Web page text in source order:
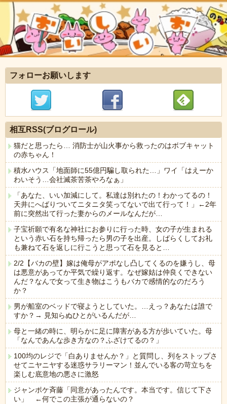
フォローお願いします
相互RSS(ブログロール)
猫だと思ったら… 消防士が山火事から救ったのはボブキャット
の赤ちゃん！
積水ハウス「地面師に55億円騙し取られた…」ワイ「はえーか
わいそう…会社滅茶苦茶やろなぁ」
「あなた、いい加減にして。私達は別れたの！わかってるの！
天井にへばりついてニタニタ笑ってないで出て行って！」←2年
前に突然出て行った妻からのメールなんだが…
子宝祈願で有名な神社にお参りに行った時、女の子が生まれる
という赤い石を持ち帰ったら男の子を出産。しばらくしてお礼
も兼ねて石を返しに行こうと思って石を見ると…
2/2【バカの壁】嫁は俺母がアポなし凸してくるのを嫌うし、母
は悪意があってか平気で繰り返す。なぜ嫁姑は仲良くできない
んだ？なんで女って生き物はこうもバカで感情的なのだろう
か？
男が船室のベッドで寝ようとしていた。…えっ？あなたは誰で
すか？→ 見知らぬひとがいるんだが…
母と一緒の時に、明らかに足に障害がある方が歩いていた。母
「なんであんな歩き方なの？ふざけてるの？」
100均のレジで「白ありませんか？」と質問し、列をストップさ
せてニヤニヤする迷惑サラリーマン！並んでいる客の苛立ちを
楽しむ底意地の悪さに激怒
ジャンポケ斉藤「同意があったんです。本当です。信じて下さ
い」 ←何でこの主張が通らないの？